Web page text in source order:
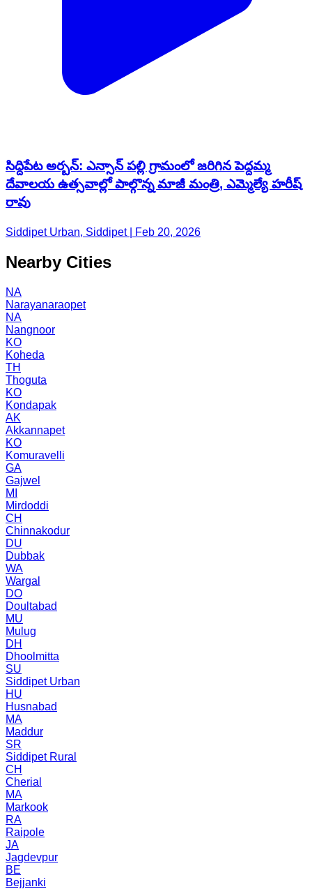
సిద్దిపేట అర్బన్: ఎన్సాన్ పల్లి గ్రామంలో జరిగిన పెద్దమ్మ
దేవాలయ ఉత్సవాల్లో పాల్గొన్న మాజీ మంత్రి, ఎమ్మెల్యే హరీష్
రావు
Siddipet Urban, Siddipet | Feb 20, 2026
Nearby Cities
NA
Narayanaraopet
NA
Nangnoor
KO
Koheda
TH
Thoguta
KO
Kondapak
AK
Akkannapet
KO
Komuravelli
GA
Gajwel
MI
Mirdoddi
CH
Chinnakodur
DU
Dubbak
WA
Wargal
DO
Doultabad
MU
Mulug
DH
Dhoolmitta
SU
Siddipet Urban
HU
Husnabad
MA
Maddur
SR
Siddipet Rural
CH
Cherial
MA
Markook
RA
Raipole
JA
Jagdevpur
BE
Bejjanki